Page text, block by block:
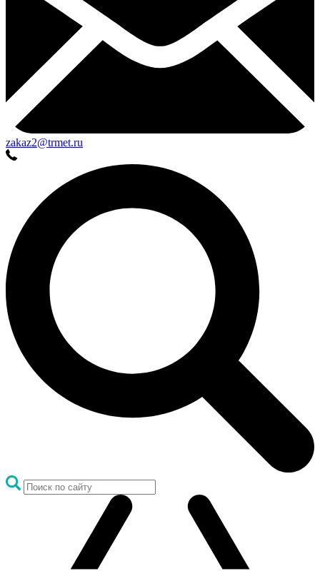
zakaz2@trmet.ru